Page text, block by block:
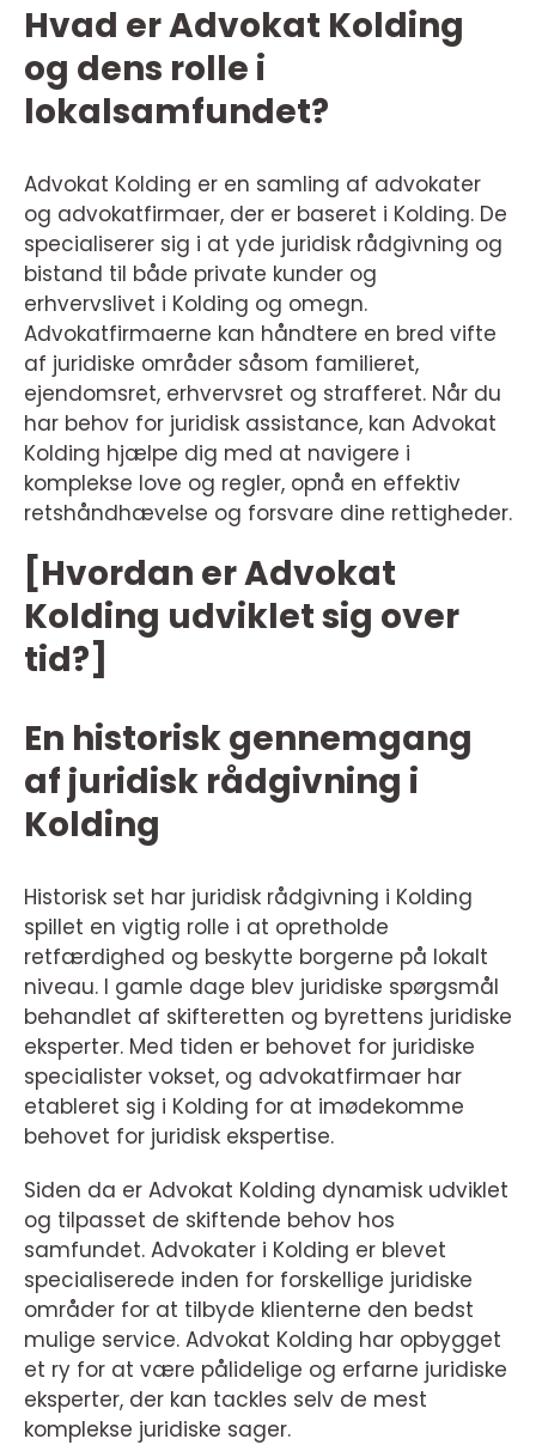
Hvad er Advokat Kolding
og dens rolle i
lokalsamfundet?
Advokat Kolding er en samling af advokater
og advokatfirmaer, der er baseret i Kolding. De
specialiserer sig i at yde juridisk rådgivning og
bistand til både private kunder og
erhvervslivet i Kolding og omegn.
Advokatfirmaerne kan håndtere en bred vifte
af juridiske områder såsom familieret,
ejendomsret, erhvervsret og strafferet. Når du
har behov for juridisk assistance, kan Advokat
Kolding hjælpe dig med at navigere i
komplekse love og regler, opnå en effektiv
retshåndhævelse og forsvare dine rettigheder.
[Hvordan er Advokat
Kolding udviklet sig over
tid?]
En historisk gennemgang
af juridisk rådgivning i
Kolding
Historisk set har juridisk rådgivning i Kolding
spillet en vigtig rolle i at opretholde
retfærdighed og beskytte borgerne på lokalt
niveau. I gamle dage blev juridiske spørgsmål
behandlet af skifteretten og byrettens juridiske
eksperter. Med tiden er behovet for juridiske
specialister vokset, og advokatfirmaer har
etableret sig i Kolding for at imødekomme
behovet for juridisk ekspertise.
Siden da er Advokat Kolding dynamisk udviklet
og tilpasset de skiftende behov hos
samfundet. Advokater i Kolding er blevet
specialiserede inden for forskellige juridiske
områder for at tilbyde klienterne den bedst
mulige service. Advokat Kolding har opbygget
et ry for at være pålidelige og erfarne juridiske
eksperter, der kan tackles selv de mest
komplekse juridiske sager.